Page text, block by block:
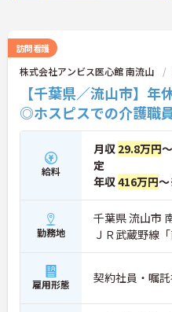
訪問看護
株式会社アンビス医心館 南流山
【千葉県／流山市】
◎ホスピスでの介護職
給料
月収 29.8万円
定
年収416万円
勤務地
千葉県 流山市
ＪＲ武蔵野線
雇用形態 契約社員・嘱